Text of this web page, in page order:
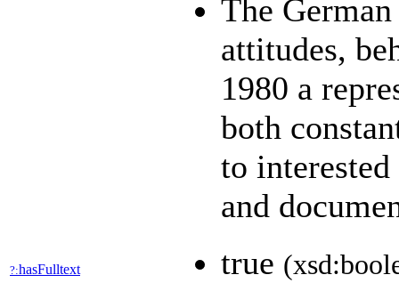
The
attitudes,
1980 a
both
to interested
and
?:hasFulltext true